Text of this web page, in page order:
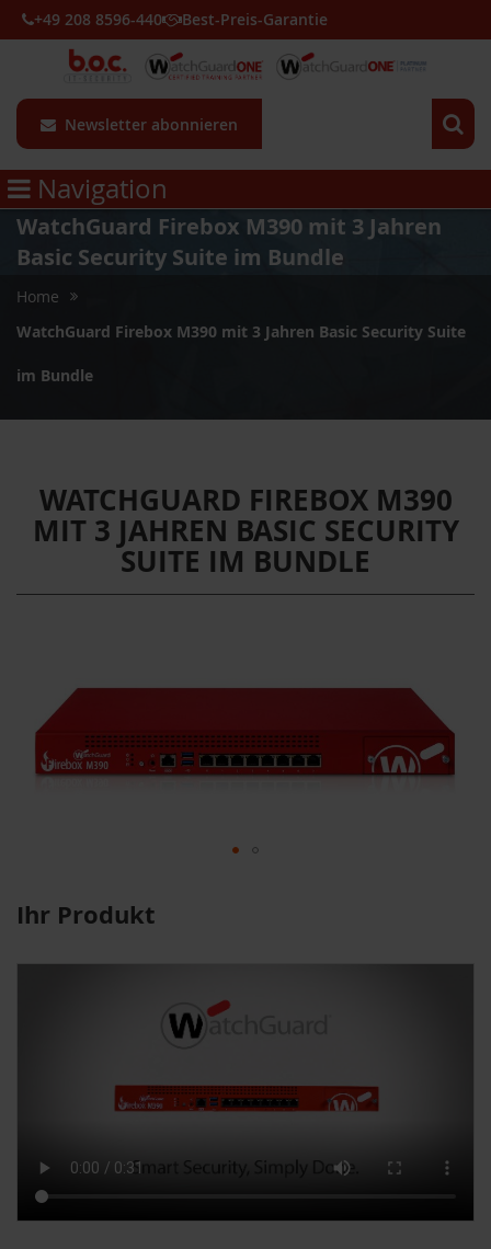
Newsletter abonnieren
+49 208 8596-440 Best-Preis-Garantie
Navigation
WatchGuard Firebox M390 mit 3 Jahren
Basic Security Suite im Bundle
Home
WatchGuard Firebox M390 mit 3 Jahren Basic Security Suite
im Bundle
WATCHGUARD FIREBOX M390
MIT 3 JAHREN BASIC SECURITY
SUITE IM BUNDLE
Ihr Produkt